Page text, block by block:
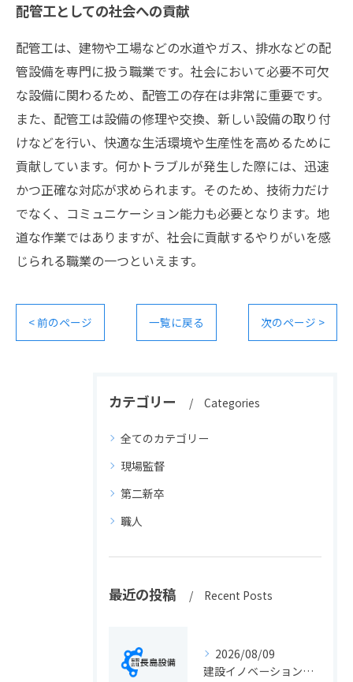
配管工としての社会への貢献
配管工は、建物や工場などの水道やガス、排水などの配
管設備を専門に扱う職業です。社会において必要不可欠
な設備に関わるため、配管工の存在は非常に重要です。
また、配管工は設備の修理や交換、新しい設備の取り付
けなどを行い、快適な生活環境や生産性を高めるために
貢献しています。何かトラブルが発生した際には、迅速
かつ正確な対応が求められます。そのため、技術力だけ
でなく、コミュニケーション能力も必要となります。地
道な作業ではありますが、社会に貢献するやりがいを感
じられる職業の一つといえます。
< 前のページ 一覧に戻る 次のページ >
カテゴリー Categories
全てのカテゴリー
現場監督
第二新卒
職人
最近の投稿 Recent Posts
2026/08/09
建設イノベーションの最新動向と実務に活きる導入ポイント総まとめ